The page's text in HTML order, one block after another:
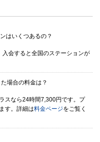
はいくつあるの？
会すると全国のステーションが
場合の料金は？
スなら24時間7,300円です。プ
す。詳細は料金ページをご覧く